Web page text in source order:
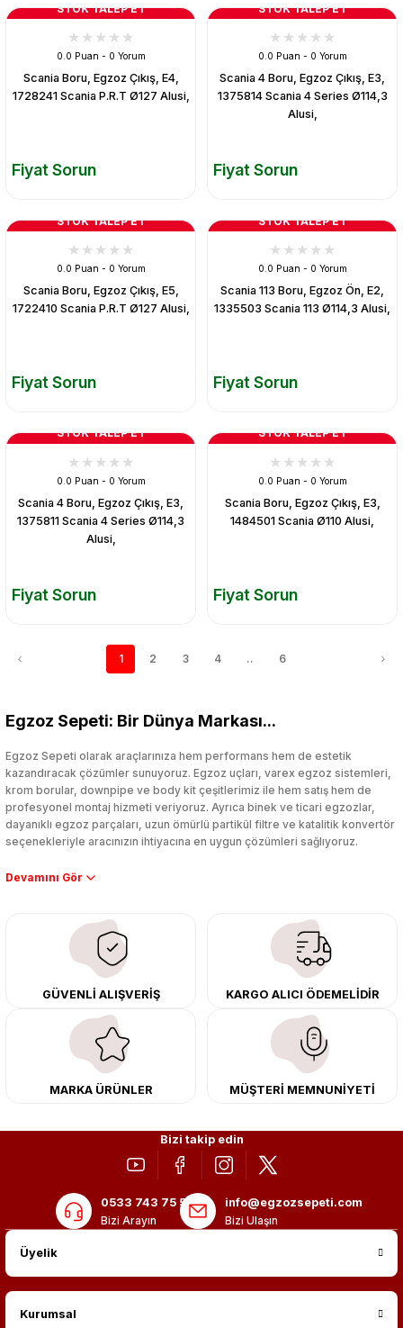
STOK TALEP ET
0.0 Puan - 0 Yorum
Scania Boru, Egzoz Çıkış, E4,
1728241 Scania P.R.T Ø127 Alusi,
Fiyat Sorun
STOK TALEP ET
0.0 Puan - 0 Yorum
Scania 4 Boru, Egzoz Çıkış, E3,
1375814 Scania 4 Series Ø114,3
Alusi,
Fiyat Sorun
STOK TALEP ET
0.0 Puan - 0 Yorum
Scania Boru, Egzoz Çıkış, E5,
1722410 Scania P.R.T Ø127 Alusi,
Fiyat Sorun
STOK TALEP ET
0.0 Puan - 0 Yorum
Scania 113 Boru, Egzoz Ön, E2,
1335503 Scania 113 Ø114,3 Alusi,
Fiyat Sorun
STOK TALEP ET
0.0 Puan - 0 Yorum
Scania 4 Boru, Egzoz Çıkış, E3,
1375811 Scania 4 Series Ø114,3
Alusi,
Fiyat Sorun
STOK TALEP ET
0.0 Puan - 0 Yorum
Scania Boru, Egzoz Çıkış, E3,
1484501 Scania Ø110 Alusi,
Fiyat Sorun
1 2 3 4 .. 6
Egzoz Sepeti: Bir Dünya Markası...
Egzoz Sepeti olarak araçlarınıza hem performans hem de estetik
kazandıracak çözümler sunuyoruz. Egzoz uçları, varex egzoz sistemleri,
krom borular, downpipe ve body kit çeşitlerimiz ile hem satış hem de
profesyonel montaj hizmeti veriyoruz. Ayrıca binek ve ticari egzozlar,
dayanıklı egzoz parçaları, uzun ömürlü partikül filtre ve katalitik konvertör
seçenekleriyle aracınızın ihtiyacına en uygun çözümleri sağlıyoruz.
Performans artışı isteyen sürücüler için özel performans egzozları ve
çıkma orijinal ürünler ile yenileyebilir, body kit uygulamalarıyla aracınızın
tasarımını ve aerodinamisini üst seviyeye taşıyabilirsiniz.
Tüm ürünlerimiz orijinal, dayanıklı ve uzun ömürlüdür. İstanbul’daki montaj
merkezimizde profesyonel montaj yapıyor, Türkiye’nin her yerine güvenli
kargo ile teslimat gerçekleştiriyoruz. Aracınıza değer katmak için doğru
adres: Egzoz Sepeti.
GÜVENLİ ALIŞVERİŞ KARGO ALICI ÖDEMELİDİR
MARKA ÜRÜNLER MÜŞTERİ MEMNUNİYETİ
Bizi takip edin
0533 743 75 56
Bizi Arayın
info@egzozsepeti.com
Bizi Ulaşın
Üyelik
Kurumsal